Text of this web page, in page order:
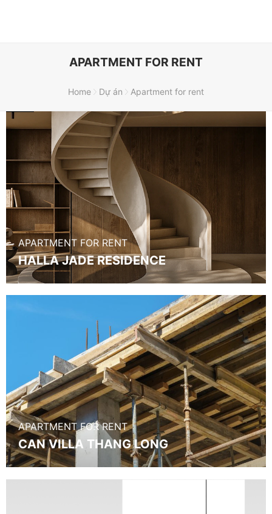
APARTMENT FOR RENT
Home / Dự án / Apartment for rent
APARTMENT FOR RENT
HALLA JADE RESIDENCE
APARTMENT FOR RENT
CAN VILLA THANG LONG